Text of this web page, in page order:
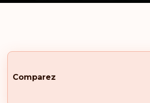
Comparez